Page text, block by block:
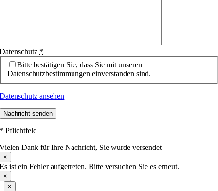
Datenschutz *
Bitte bestätigen Sie, dass Sie mit unseren
Datenschutzbestimmungen einverstanden sind.
Datenschutz ansehen
Nachricht senden
* Pflichtfeld
Vielen Dank für Ihre Nachricht, Sie wurde versendet
×
Es ist ein Fehler aufgetreten. Bitte versuchen Sie es erneut.
×
×